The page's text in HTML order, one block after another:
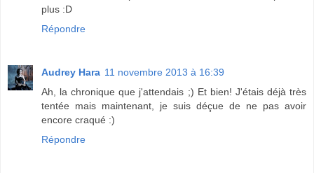
plus :D
Répondre
Audrey Hara 11 novembre 2013 à 16:39
Ah, la chronique que j'attendais ;) Et bien! J'étais déjà très
tentée mais maintenant, je suis déçue de ne pas avoir
encore craqué :)
Répondre